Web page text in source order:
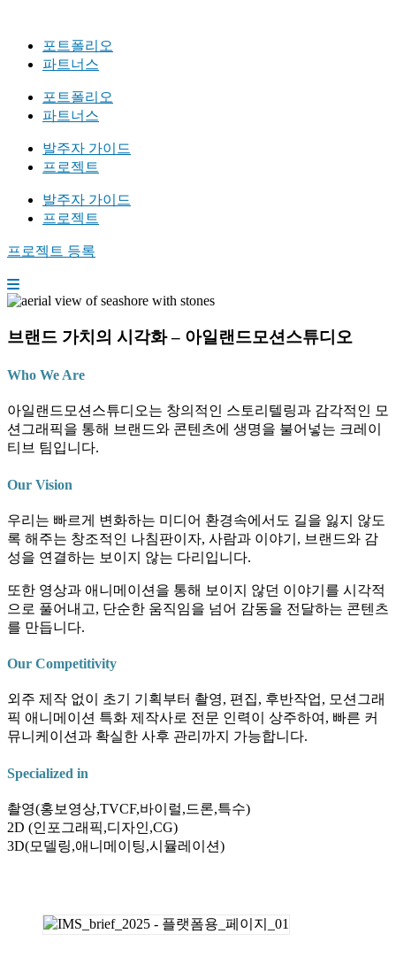
포트폴리오
파트너스
포트폴리오
파트너스
발주자 가이드
프로젝트
발주자 가이드
프로젝트
프로젝트 등록
브랜드 가치의 시각화 – 아일랜드모션스튜디오
Who We Are
아일랜드모션스튜디오는 창의적인 스토리텔링과 감각적인 모
션그래픽을 통해 브랜드와 콘텐츠에 생명을 불어넣는 크레이
티브 팀입니다.
Our Vision
우리는 빠르게 변화하는 미디어 환경속에서도 길을 잃지 않도
록 해주는 창조적인 나침판이자, 사람과 이야기, 브랜드와 감
성을 연결하는 보이지 않는 다리입니다.
또한 영상과 애니메이션을 통해 보이지 않던 이야기를 시각적
으로 풀어내고, 단순한 움직임을 넘어 감동을 전달하는 콘텐츠
를 만듭니다.
Our Competitivity
외주 제작 없이 초기 기획부터 촬영, 편집, 후반작업, 모션그래
픽 애니메이션 특화 제작사로 전문 인력이 상주하여, 빠른 커
뮤니케이션과 확실한 사후 관리까지 가능합니다.
Specialized in
촬영(홍보영상,TVCF,바이럴,드론,특수)
2D (인포그래픽,디자인,CG)
3D(모델링,애니메이팅,시뮬레이션)